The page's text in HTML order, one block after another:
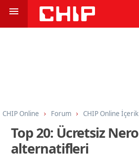
CHIP Online Forum CHIP Online İçerik
Top 20: Ücretsiz Nero
alternatifleri